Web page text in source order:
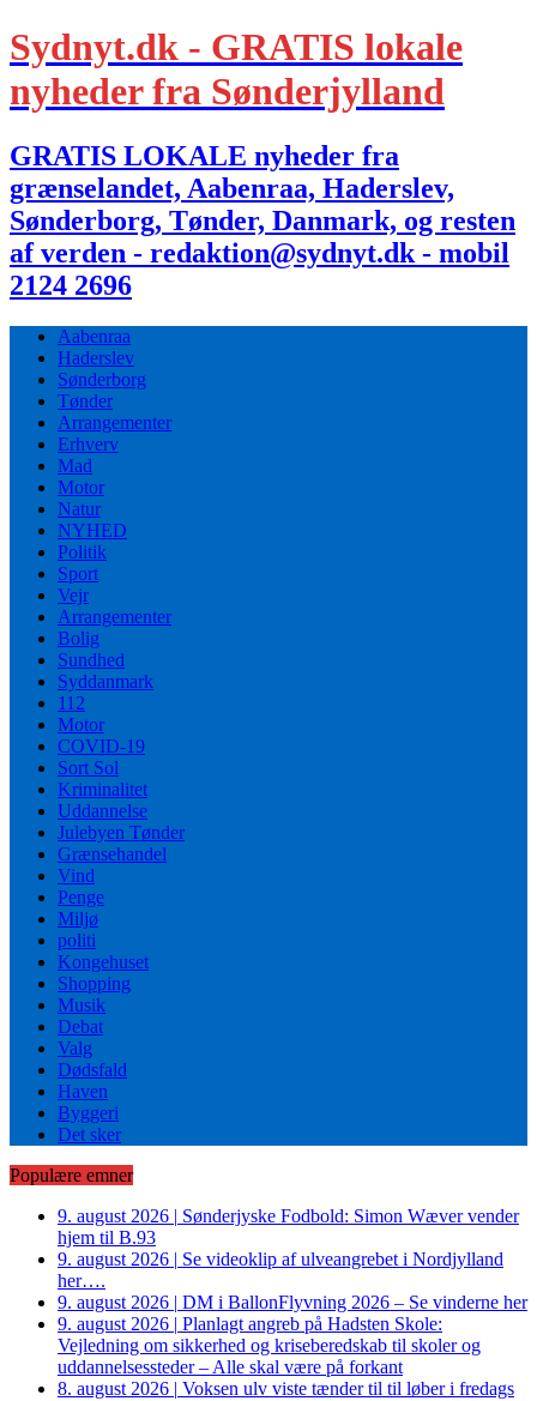
Sydnyt.dk - GRATIS lokale
nyheder fra Sønderjylland
GRATIS LOKALE nyheder fra
grænselandet, Aabenraa, Haderslev,
Sønderborg, Tønder, Danmark, og resten
af verden - redaktion@sydnyt.dk - mobil
2124 2696
Aabenraa
Haderslev
Sønderborg
Tønder
Arrangementer
Erhverv
Mad
Motor
Natur
NYHED
Politik
Sport
Vejr
Arrangementer
Bolig
Sundhed
Syddanmark
112
Motor
COVID-19
Sort Sol
Kriminalitet
Uddannelse
Julebyen Tønder
Grænsehandel
Vind
Penge
Miljø
politi
Kongehuset
Shopping
Musik
Debat
Valg
Dødsfald
Haven
Byggeri
Det sker
Populære emner
9. august 2026 | Sønderjyske Fodbold: Simon Wæver vender
hjem til B.93
9. august 2026 | Se videoklip af ulveangrebet i Nordjylland
her….
9. august 2026 | DM i BallonFlyvning 2026 – Se vinderne her
9. august 2026 | Planlagt angreb på Hadsten Skole:
Vejledning om sikkerhed og kriseberedskab til skoler og
uddannelsessteder – Alle skal være på forkant
8. august 2026 | Voksen ulv viste tænder til til løber i fredags